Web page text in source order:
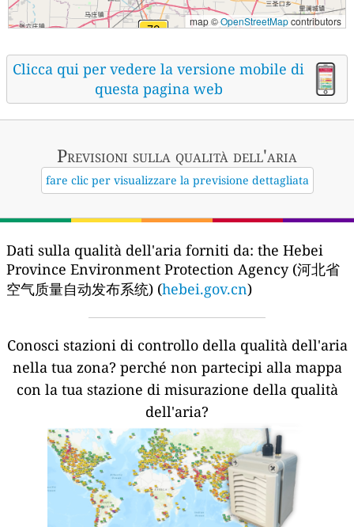
map ©OpenStreetMapcontributors
Clicca qui per vedere la versione mobile di
questa pagina web
Previsioni sulla qualità dell'aria
fare clic per visualizzare la previsione dettagliata
Dati sulla qualità dell'aria forniti da: the Hebei
Province Environment Protection Agency (河北省
空气质量自动发布系统) (hebei.gov.cn)
Conosci stazioni di controllo della qualità dell'aria
nella tua zona? perché non partecipi alla mappa
con la tua stazione di misurazione della qualità
dell'aria?